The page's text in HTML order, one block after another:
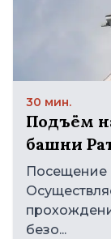
30 мин.
Подъём
башни
Посещение
безо...